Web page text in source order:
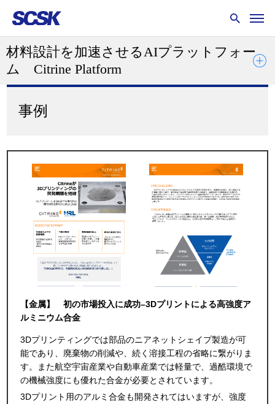
材料設計を加速させるAIプラットフォー
ム Citrine Platform
事例
【金属】 初の市場投入に成功–3Dプリントによる高強度ア
ルミニウム合金
3Dプリンティングでは部品のニアネットシェイプ製造が可
能であり、廃棄物の削減や、続く溶接工程の省略に繋がりま
す。また航空宇宙産業や自動車産業では軽量で、過酷環境で
の機械強度にも優れた合金が必要とされています。
3Dプリント用のアルミ合金も開発されてはいますが、強度